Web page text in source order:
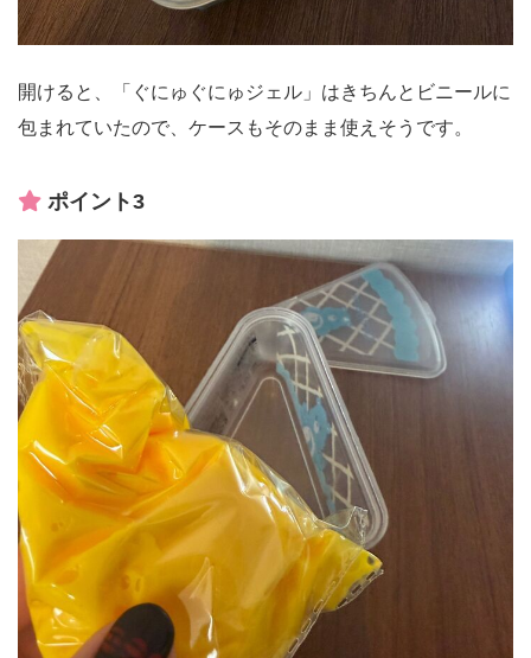
開けると、「ぐにゅぐにゅジェル」はきちんとビニールに
包まれていたので、ケースもそのまま使えそうです。
ポイント3